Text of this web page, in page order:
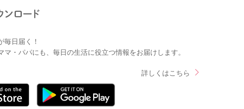
毎日届く！
・パパにも、毎日の生活に役立つ情報をお届けします。
詳しくはこちら